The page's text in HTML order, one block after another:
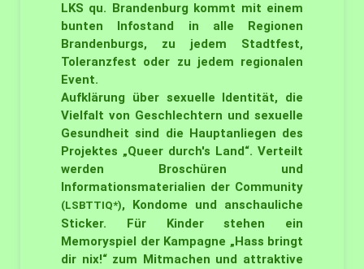
LKS qu. Brandenburg kommt mit einem
bunten Infostand in alle Regionen
Brandenburgs, zu jedem Stadtfest,
Toleranzfest oder zu jedem regionalen
Event.
Aufklärung über sexuelle Identität, die
Vielfalt von Geschlechtern und sexuelle
Gesundheit sind die Hauptanliegen des
Projektes „Queer durch's Land“. Verteilt
werden Broschüren und
Informationsmaterialien der Community
(LSBTTIQ*), Kondome und anschauliche
Sticker. Für Kinder stehen ein
Memoryspiel der Kampagne „Hass bringt
dir nix!“ zum Mitmachen und attraktive